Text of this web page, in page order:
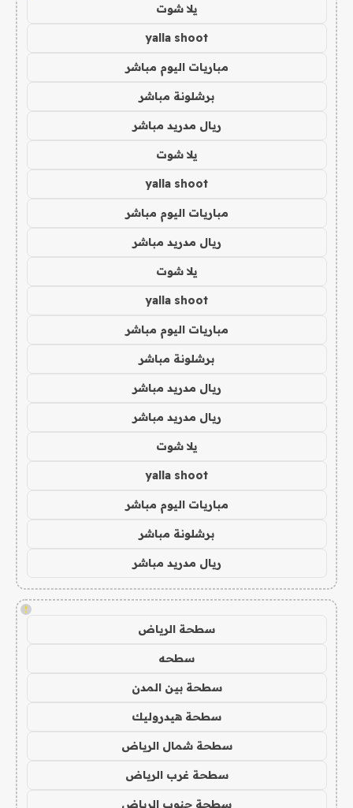
يلا شوت
yalla shoot
مباريات اليوم مباشر
برشلونة مباشر
ريال مدريد مباشر
يلا شوت
yalla shoot
مباريات اليوم مباشر
ريال مدريد مباشر
يلا شوت
yalla shoot
مباريات اليوم مباشر
برشلونة مباشر
ريال مدريد مباشر
ريال مدريد مباشر
يلا شوت
yalla shoot
مباريات اليوم مباشر
برشلونة مباشر
ريال مدريد مباشر
!
سطحة الرياض
سطحه
سطحة بين المدن
سطحة هيدروليك
سطحة شمال الرياض
سطحة غرب الرياض
سطحة جنوب الرياض